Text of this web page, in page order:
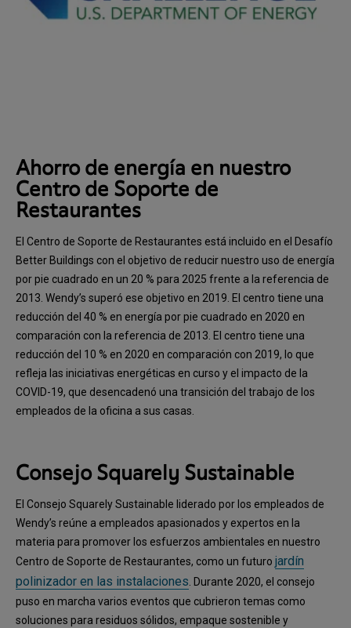
Ahorro de energía en nuestro
Centro de Soporte de
Restaurantes
El Centro de Soporte de Restaurantes está incluido en el Desafío
Better Buildings con el objetivo de reducir nuestro uso de energía
por pie cuadrado en un 20 % para 2025 frente a la referencia de
2013. Wendy’s superó ese objetivo en 2019. El centro tiene una
reducción del 40 % en energía por pie cuadrado en 2020 en
comparación con la referencia de 2013. El centro tiene una
reducción del 10 % en 2020 en comparación con 2019, lo que
refleja las iniciativas energéticas en curso y el impacto de la
COVID-19, que desencadenó una transición del trabajo de los
empleados de la oficina a sus casas.
Consejo Squarely Sustainable
El Consejo Squarely Sustainable liderado por los empleados de
Wendy’s reúne a empleados apasionados y expertos en la
materia para promover los esfuerzos ambientales en nuestro
Centro de Soporte de Restaurantes, como un futuro jardín
polinizador en las instalaciones . Durante 2020, el consejo
puso en marcha varios eventos que cubrieron temas como
soluciones para residuos sólidos, empaque sostenible y